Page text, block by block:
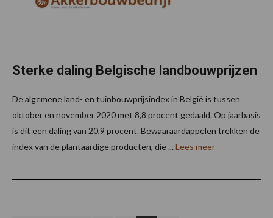
Sterke daling Belgische landbouwprijzen
De algemene land- en tuinbouwprijsindex in België is tussen
oktober en november 2020 met 8,8 procent gedaald. Op jaarbasis
is dit een daling van 20,9 procent. Bewaaraardappelen trekken de
index van de plantaardige producten, die ... Lees meer